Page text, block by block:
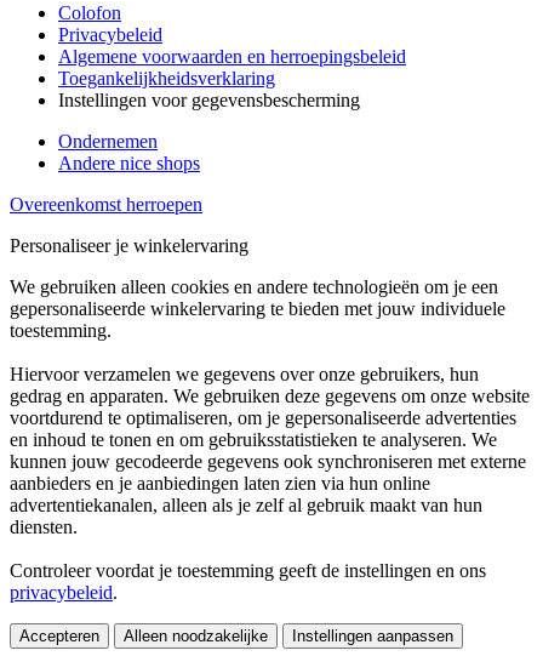
Colofon
Privacybeleid
Algemene voorwaarden en herroepingsbeleid
Toegankelijkheidsverklaring
Instellingen voor gegevensbescherming
Ondernemen
Andere nice shops
Overeenkomst herroepen
Personaliseer je winkelervaring
We gebruiken alleen cookies en andere technologieën om je een
gepersonaliseerde winkelervaring te bieden met jouw individuele
toestemming.
Hiervoor verzamelen we gegevens over onze gebruikers, hun
gedrag en apparaten. We gebruiken deze gegevens om onze website
voortdurend te optimaliseren, om je gepersonaliseerde advertenties
en inhoud te tonen en om gebruiksstatistieken te analyseren. We
kunnen jouw gecodeerde gegevens ook synchroniseren met externe
aanbieders en je aanbiedingen laten zien via hun online
advertentiekanalen, alleen als je zelf al gebruik maakt van hun
diensten.
Controleer voordat je toestemming geeft de instellingen en ons
privacybeleid.
Accepteren Alleen noodzakelijke Instellingen aanpassen